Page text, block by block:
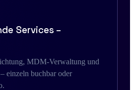
Services –
MDM-Verwaltung und
einzeln buchbar oder